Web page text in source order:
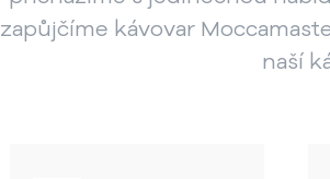
zapůjčíme kávovar
naší